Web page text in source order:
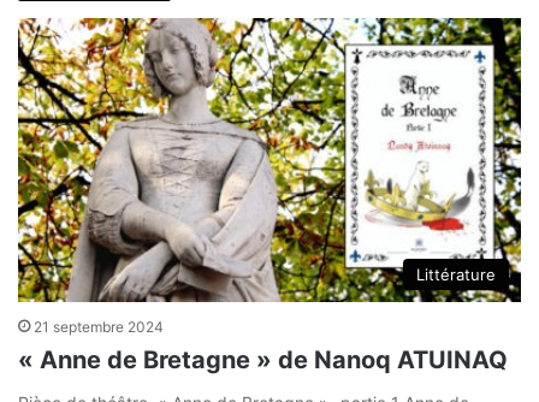
Littérature
21 septembre 2024
« Anne de Bretagne » de Nanoq ATUINAQ